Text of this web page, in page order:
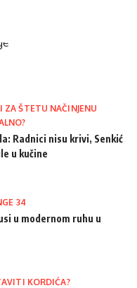
ZA ŠTETU NAČINJENU
Radnici nisu krivi, Senkić
u kučine
34
u modernom ruhu u
KORDIĆA?